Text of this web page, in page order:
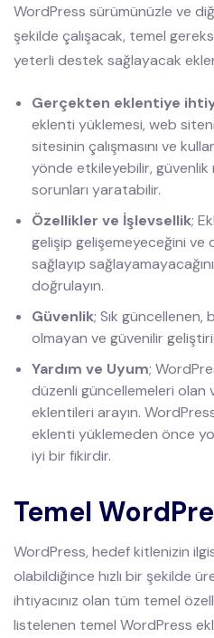
WordPress sürümünüzle ve
şekilde çalışacak, temel
yeterli destek sağlayacak
Gerçekten eklentiye
eklenti yüklemesi, web
sitesinin çalışmasını ve
yönde etkileyebilir, güvenlik
sorunları yaratabilir.
Özellikler ve İşlevsellik;
gelişip gelişemeyeceğini ve
sağlayıp
doğrulayın.
Güvenlik; Sık güncellenen,
olmayan ve güvenilir
Yardım ve Uyum;
düzenli güncellemeleri
eklentileri arayın.
eklenti yüklemeden önce
iyi bir fikirdir.
Temel
WordPress, hedef kitlenizin
olabildiğince hızlı bir şekilde
ihtiyacınız olan tüm temel
listelenen temel WordPress